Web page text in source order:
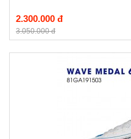
2.300.000 đ
3.050.000 đ